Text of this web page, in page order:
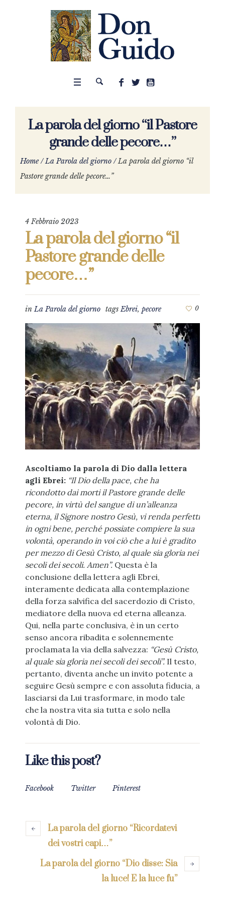
La parola del giorno “il Pastore
grande delle pecore…”
Home /La Parola del giorno /La parola del giorno “il
Pastore grande delle pecore…”
4 Febbraio 2023
La parola del giorno “il
Pastore grande delle
pecore…”
inLa Parola del giorno tagsEbrei, pecore 0
Ascoltiamo la parola di Dio dalla lettera
agli Ebrei: “Il Dio della pace, che ha
ricondotto dai morti il Pastore grande delle
pecore, in virtù del sangue di un’alleanza
eterna, il Signore nostro Gesù, vi renda perfetti
in ogni bene, perché possiate compiere la sua
volontà, operando in voi ciò che a lui è gradito
per mezzo di Gesù Cristo, al quale sia gloria nei
secoli dei secoli. Amen”. Questa è la
conclusione della lettera agli Ebrei,
interamente dedicata alla contemplazione
della forza salvifica del sacerdozio di Cristo,
mediatore della nuova ed eterna alleanza.
Qui, nella parte conclusiva, è in un certo
senso ancora ribadita e solennemente
proclamata la via della salvezza: “Gesù Cristo,
al quale sia gloria nei secoli dei secoli”. Il testo,
pertanto, diventa anche un invito potente a
seguire Gesù sempre e con assoluta fiducia, a
lasciarsi da Lui trasformare, in modo tale
che la nostra vita sia tutta e solo nella
volontà di Dio.
Like this post?
Facebook Twitter Pinterest
La parola del giorno “Ricordatevi
dei vostri capi…”
La parola del giorno “Dio disse: Sia
la luce! E la luce fu”